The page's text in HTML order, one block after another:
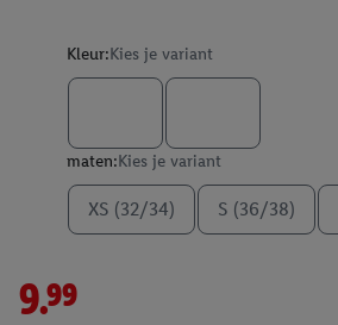
Kleur:Kies je variant
maten:Kies je variant
XS (32/34) S (36/38)
9.99